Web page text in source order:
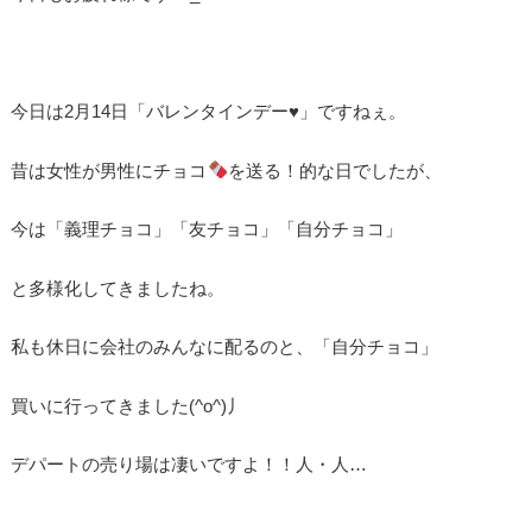
今日は2月14日「バレンタインデー♥」ですねぇ。
昔は女性が男性にチョコ を送る！的な日でしたが、
今は「義理チョコ」「友チョコ」「自分チョコ」
と多様化してきましたね。
私も休日に会社のみんなに配るのと、「自分チョコ」
買いに行ってきました(^o^)丿
デパートの売り場は凄いですよ！！人・人…